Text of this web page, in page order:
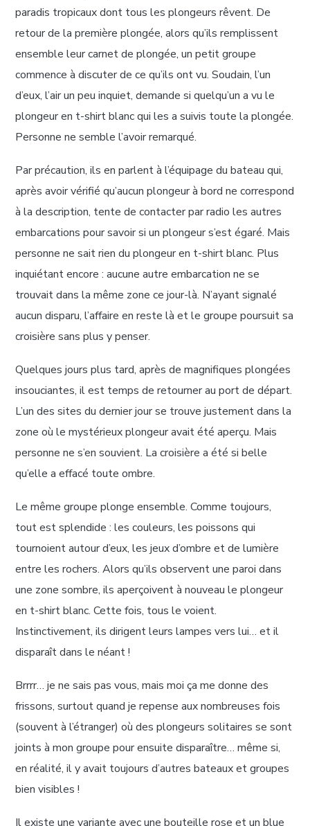
paradis tropicaux dont tous les plongeurs rêvent. De
retour de la première plongée, alors qu’ils remplissent
ensemble leur carnet de plongée, un petit groupe
commence à discuter de ce qu’ils ont vu. Soudain, l’un
d’eux, l’air un peu inquiet, demande si quelqu’un a vu le
plongeur en t-shirt blanc qui les a suivis toute la plongée.
Personne ne semble l’avoir remarqué.
Par précaution, ils en parlent à l’équipage du bateau qui,
après avoir vérifié qu’aucun plongeur à bord ne correspond
à la description, tente de contacter par radio les autres
embarcations pour savoir si un plongeur s’est égaré. Mais
personne ne sait rien du plongeur en t-shirt blanc. Plus
inquiétant encore : aucune autre embarcation ne se
trouvait dans la même zone ce jour-là. N’ayant signalé
aucun disparu, l’affaire en reste là et le groupe poursuit sa
croisière sans plus y penser.
Quelques jours plus tard, après de magnifiques plongées
insouciantes, il est temps de retourner au port de départ.
L’un des sites du dernier jour se trouve justement dans la
zone où le mystérieux plongeur avait été aperçu. Mais
personne ne s’en souvient. La croisière a été si belle
qu’elle a effacé toute ombre.
Le même groupe plonge ensemble. Comme toujours,
tout est splendide : les couleurs, les poissons qui
tournoient autour d’eux, les jeux d’ombre et de lumière
entre les rochers. Alors qu’ils observent une paroi dans
une zone sombre, ils aperçoivent à nouveau le plongeur
en t-shirt blanc. Cette fois, tous le voient.
Instinctivement, ils dirigent leurs lampes vers lui… et il
disparaît dans le néant !
Brrrr… je ne sais pas vous, mais moi ça me donne des
frissons, surtout quand je repense aux nombreuses fois
(souvent à l’étranger) où des plongeurs solitaires se sont
joints à mon groupe pour ensuite disparaître… même si,
en réalité, il y avait toujours d’autres bateaux et groupes
bien visibles !
Il existe une variante avec une bouteille rose et un blue